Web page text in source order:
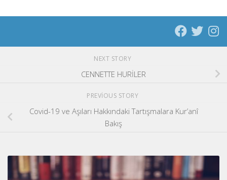
NEXT STORY
CENNETTE HURİLER
PREVIOUS STORY
Covid-19 ve Aşıları Hakkındaki Tartışmalara Kur’anî
Bakış